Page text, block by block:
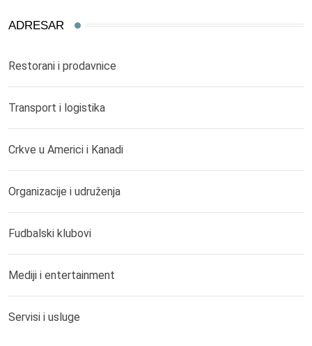
ADRESAR
Restorani i prodavnice
Transport i logistika
Crkve u Americi i Kanadi
Organizacije i udruženja
Fudbalski klubovi
Mediji i entertainment
Servisi i usluge